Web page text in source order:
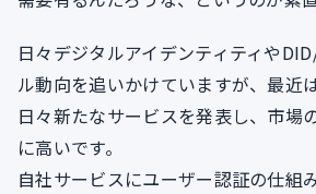
日々デジタルアイデンティティや
ル動向を追いかけていますが、最近
日々新たなサービスを発表し、市場
に高いです。
自社サービスにユーザー認証の仕組